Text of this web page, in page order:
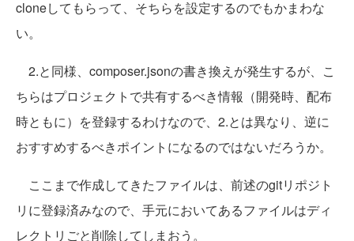
cloneしてもらって、そちらを設定するのでもかまわな
い。
2.と同様、composer.jsonの書き換えが発生するが、こ
ちらはプロジェクトで共有するべき情報（開発時、配布
時ともに）を登録するわけなので、2.とは異なり、逆に
おすすめするべきポイントになるのではないだろうか。
ここまで作成してきたファイルは、前述のgitリポジト
リに登録済みなので、手元においてあるファイルはディ
レクトリごと削除してしまおう。